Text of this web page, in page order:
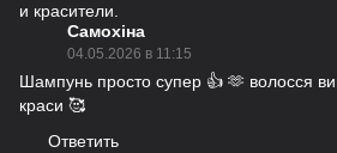
и красители.
Самохіна
04.05.2026 в 11:15
Шампунь просто супер 👍 🫶 волосся
краси 🥰
Ответить